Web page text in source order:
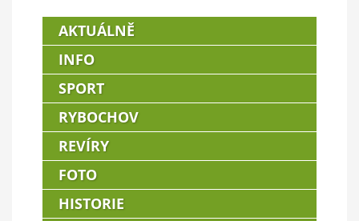
AKTUÁLNĚ
INFO
SPORT
RYBOCHOV
REVÍRY
FOTO
HISTORIE